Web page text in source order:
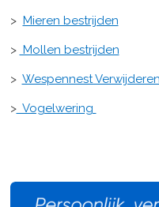
> Mieren bestrijden
> Mollen bestrijden
> Wespennest Verwijderen
>Vogelwering